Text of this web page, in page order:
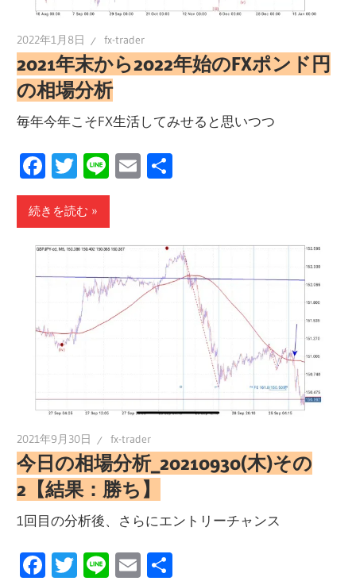
2022年1月8日 fx-trader
2021年末から2022年始のFXポンド円
の相場分析
毎年今年こそFX生活してみせると思いつつ
Facebook
Twitter
LineEmail
続きを読む
2021年9月30日 fx-trader
今日の相場分析_20210930(木)その
2【結果：勝ち】
1回目の分析後、さらにエントリーチャンス
Facebook
Twitter
LineEmail